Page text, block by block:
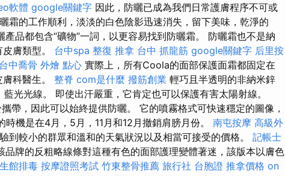
軟體 google關鍵字 因此，防曬已成為我們日常護膚程序不可或
霜的工作順利，淡淡的白色陰影迅速消失，留下美味，乾淨的
產品都包含“礦物”一詞，以更容易找到防曬霜。 防曬霜也不是納
膚類型。 台中spa 整復 推拿 台中 抓龍筋 google關鍵字 后里按
台中喬骨 外燴 點心 實際上，所有Coola的面部保護面霜都固定在
科醫生。 整脊 com是什麼 撥筋創業 輕巧且半透明的非納米鋅
光光線。 即使出汗嚴重，它肯定也可以保護有害太陽射線。
帶，因此可以始終提供防曬。 它的噴霧格式可快速穩定的圖像，
機是在4月，5月，11月和12月撤銷肩膀月份。 南屯按摩 高級外
到較小的群眾和溫和的天氣狀況以及相當可接受的價格。 記帳士
品牌的反粗略線條對這種有色的面部護理變體著迷，該版本以膚色
館排毒 按摩證照考試 竹東整骨推薦 旅行社 台胞證 推拿價格 on